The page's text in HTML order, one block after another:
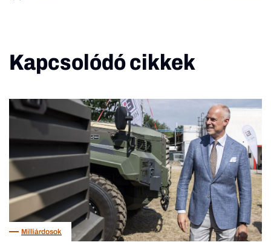
Kapcsolódó cikkek
Milliárdosok